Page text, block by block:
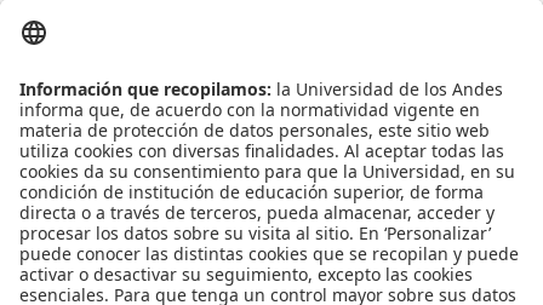
Fecha:
Hora:
Leído4188 Tiempo
Última modificación Martes, 01 Noviembre 2016
14:59
Publicado en Eventos